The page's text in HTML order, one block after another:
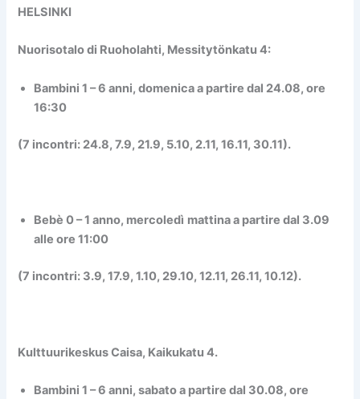
HELSINKI
Nuorisotalo di Ruoholahti, Messitytönkatu 4:
Bambini 1 – 6 anni,domenicaa partire dal 24.08, ore
16:30
(7 incontri: 24.8, 7.9, 21.9, 5.10, 2.11, 16.11, 30.11).
Bebè 0 – 1 anno, mercoledì mattina a partire dal 3.09
alle ore 11:00
(7 incontri: 3.9, 17.9, 1.10, 29.10, 12.11, 26.11, 10.12).
Kulttuurikeskus Caisa, Kaikukatu 4.
Bambini 1 – 6 anni,sabatoa partire dal 30.08, ore